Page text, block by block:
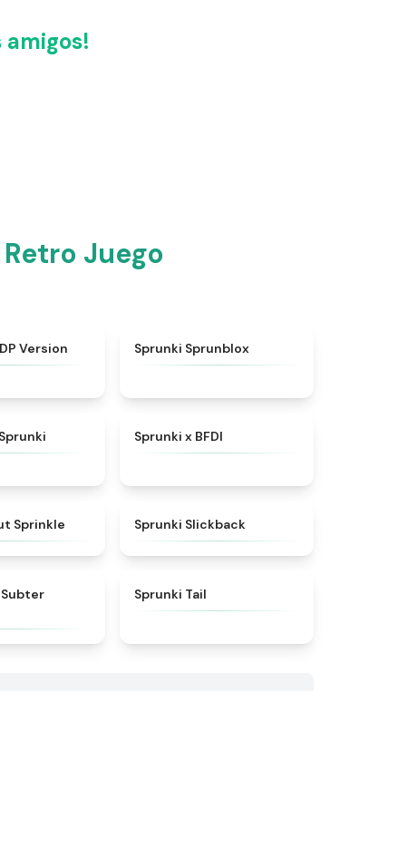
amigos!
Juego
Version Sprunki Sprunblox
Sprunki x BFDI
Sprinkle Sprunki Slickback
Sprunki Tail